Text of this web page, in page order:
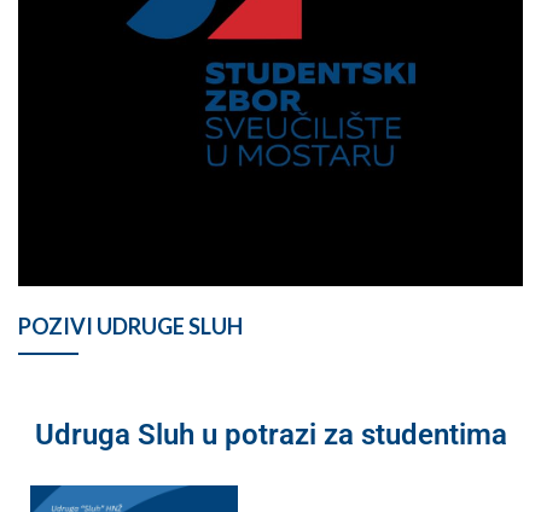
POZIVI UDRUGE SLUH
Udruga Sluh u potrazi za studentima